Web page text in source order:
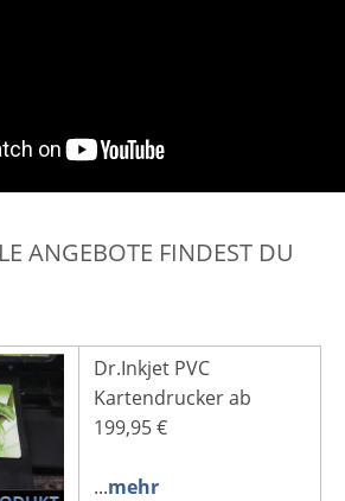
ANGEBOTE FINDEST DU
Dr.Inkjet PVC
Kartendrucker ab
199,95 €
...mehr